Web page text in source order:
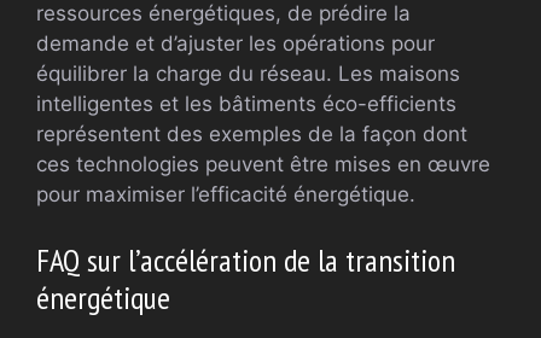
ressources énergétiques, de prédire la
demande et d’ajuster les opérations pour
équilibrer la charge du réseau. Les maisons
intelligentes et les bâtiments éco-efficients
représentent des exemples de la façon dont
ces technologies peuvent être mises en œuvre
pour maximiser l’efficacité énergétique.
FAQ sur l’accélération de la transition
énergétique